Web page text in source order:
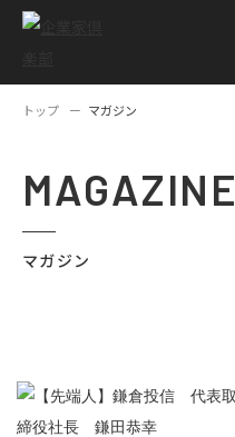
トップ マガジン
MAGAZINE
マガジン